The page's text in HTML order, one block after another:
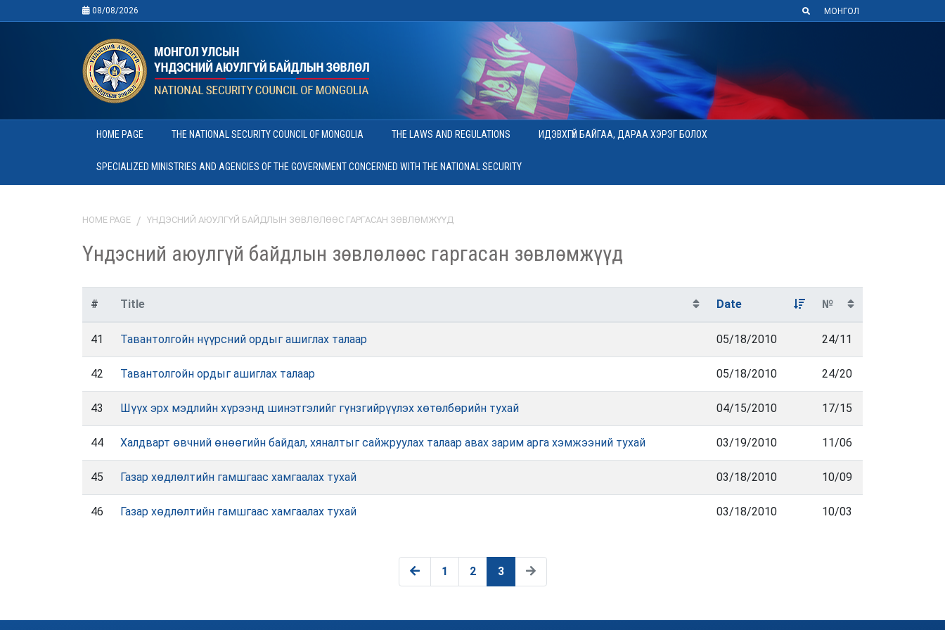
08/08/2026 МОНГОЛ
HOME PAGE THE NATIONAL SECURITY COUNCIL OF MONGOLIA THE LAWS AND REGULATIONS ИДЭВХГҮЙ БАЙГАА, ДАРАА ХЭРЭГ БОЛОХ
SPECIALIZED MINISTRIES AND AGENCIES OF THE GOVERNMENT CONCERNED WITH THE NATIONAL SECURITY
HOME PAGE ҮНДЭСНИЙ АЮУЛГҮЙ БАЙДЛЫН ЗӨВЛӨЛӨӨС ГАРГАСАН ЗӨВЛӨМЖҮҮД
Үндэсний аюулгүй байдлын зөвлөлөөс гаргасан зөвлөмжүүд
# Title Date №
41 Тавантолгойн нүүрсний ордыг ашиглах талаар 05/18/2010 24/11
42 Тавантолгойн ордыг ашиглах талаар 05/18/2010 24/20
43 Шүүх эрх мэдлийн хүрээнд шинэтгэлийг гүнзгийрүүлэх хөтөлбөрийн тухай 04/15/2010 17/15
44 Халдварт өвчний өнөөгийн байдал, хяналтыг сайжруулах талаар авах зарим арга хэмжээний тухай 03/19/2010 11/06
45 Газар хөдлөлтийн гамшгаас хамгаалах тухай 03/18/2010 10/09
46 Газар хөдлөлтийн гамшгаас хамгаалах тухай 03/18/2010 10/03
1 2 3